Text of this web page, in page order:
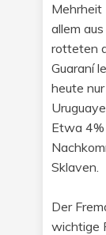
Mehrheit
allem
rotteten
Guaraní
heute
Etwa 4%
Sklaven.
Der
wichtige